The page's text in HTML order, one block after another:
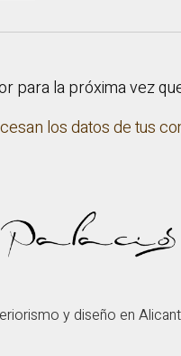
para la próxima vez
los datos de tus
y diseño en